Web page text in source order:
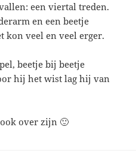
een viertal treden.
en een beetje
kon veel en veel erger.
beetje bij beetje
hij het wist lag hij van
over zijn 🙂